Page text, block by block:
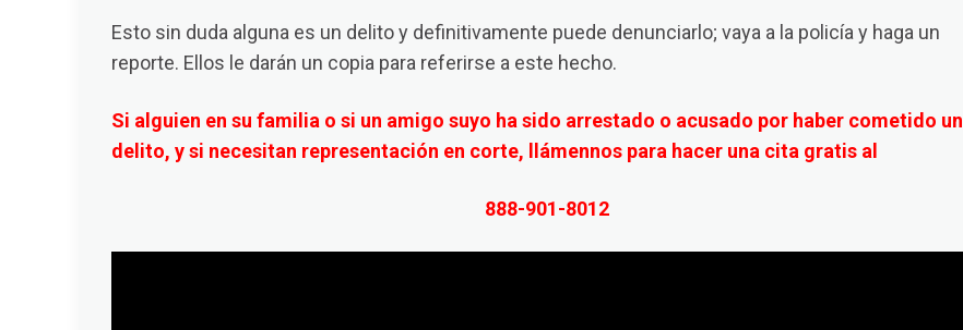
Esto sin duda alguna es un delito y definitivamente puede denunciarlo; vaya a la policía y haga un
reporte. Ellos le darán un copia para referirse a este hecho.
Si alguien en su familia o si un amigo suyo ha sido arrestado o acusado por haber cometido un
delito, y si necesitan representación en corte, llámennos para hacer una cita gratis al
888-901-8012